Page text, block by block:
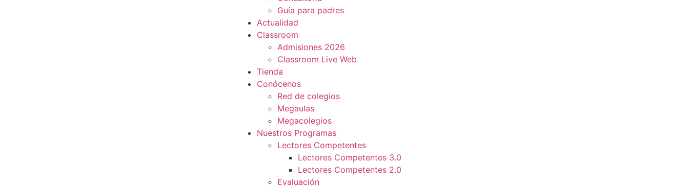
Guía para padres
Actualidad
Classroom
Admisiones 2026
Classroom Live Web
Tienda
Conócenos
Red de colegios
Megaulas
Megacolegios
Nuestros Programas
Lectores Competentes
Lectores Competentes 3.0
Lectores Competentes 2.0
Evaluación